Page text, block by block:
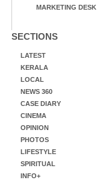
MARKETING DESK
SECTIONS
LATEST
KERALA
LOCAL
NEWS 360
CASE DIARY
CINEMA
OPINION
PHOTOS
LIFESTYLE
SPIRITUAL
INFO+